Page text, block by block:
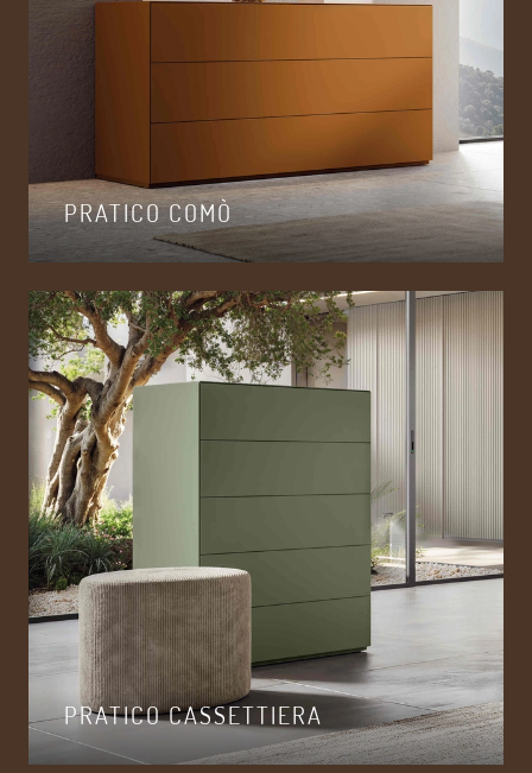
PRATICO COMÒ
PRATICO CASSETTIERA